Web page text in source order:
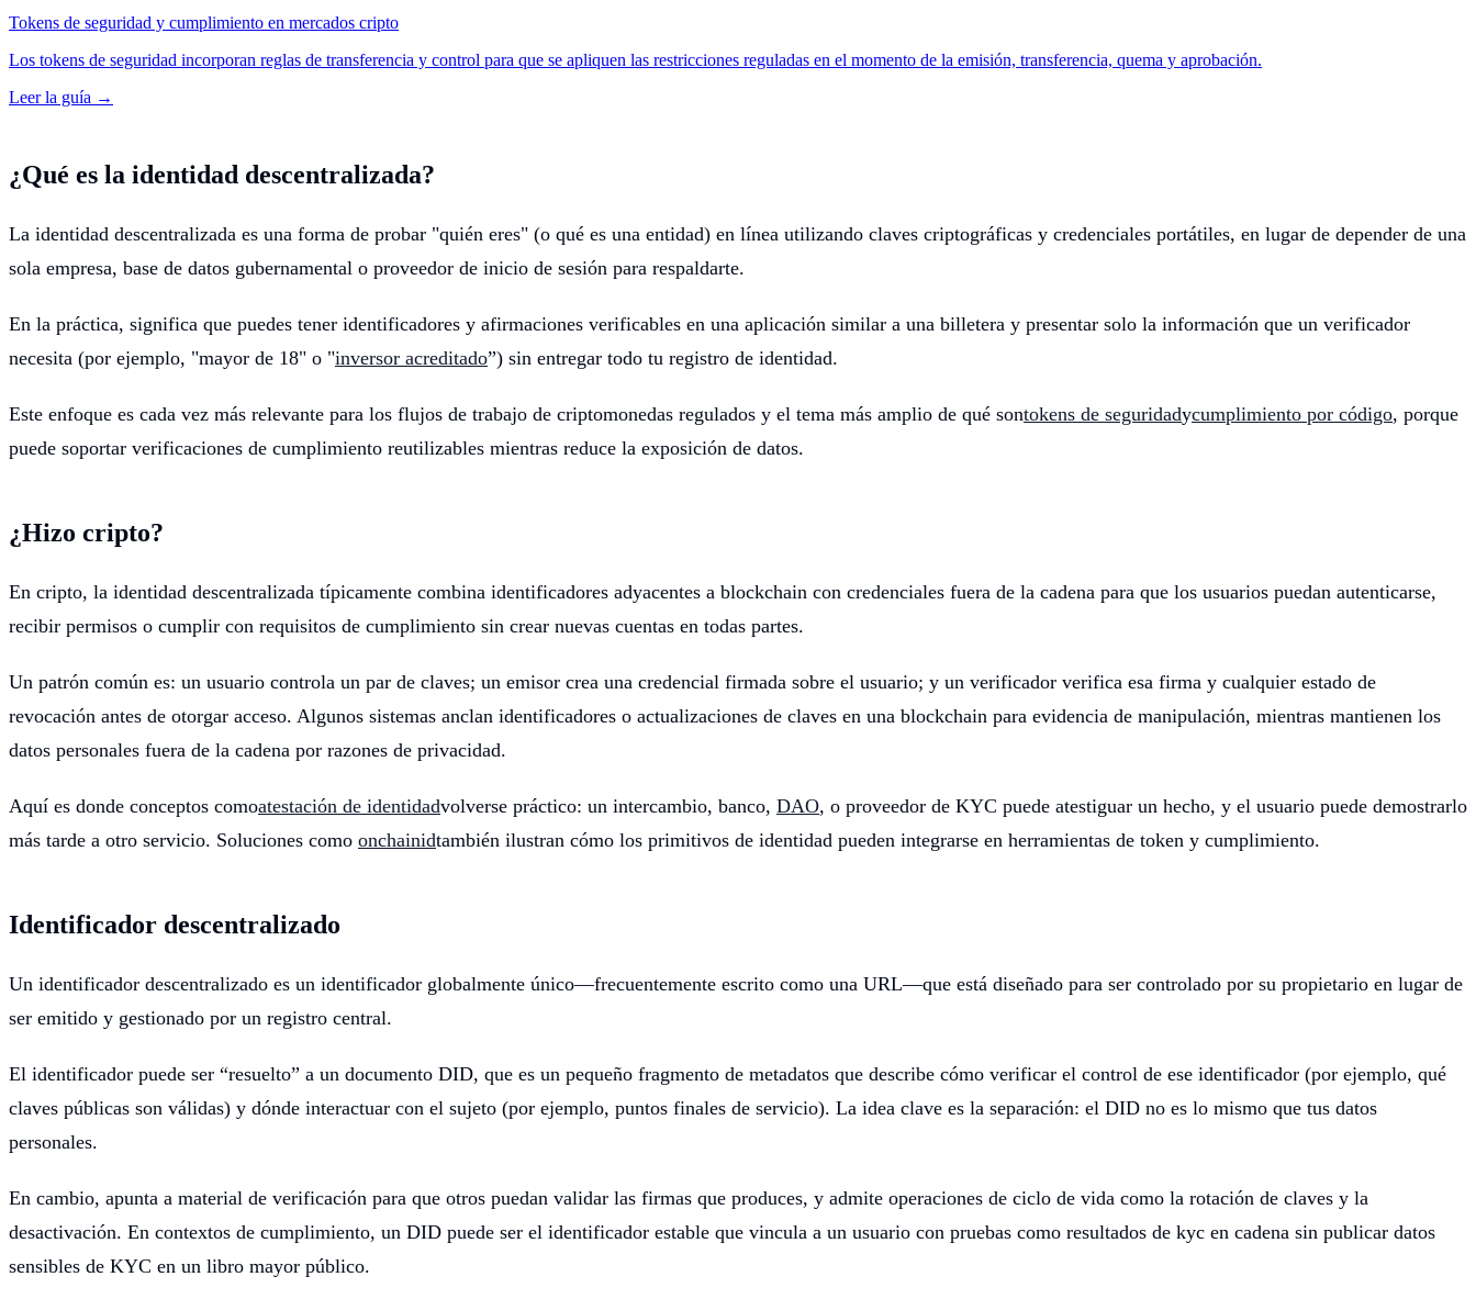
Tokens de seguridad y cumplimiento en mercados cripto
Los tokens de seguridad incorporan reglas de transferencia y control para que se apliquen las restricciones reguladas en el momento de la emisión, transferencia, quema y aprobación.
Leer la guía →
¿Qué es la identidad descentralizada?
La identidad descentralizada es una forma de probar "quién eres" (o qué es una entidad) en línea utilizando claves criptográficas y credenciales portátiles, en lugar de depender de una
sola empresa, base de datos gubernamental o proveedor de inicio de sesión para respaldarte.
En la práctica, significa que puedes tener identificadores y afirmaciones verificables en una aplicación similar a una billetera y presentar solo la información que un verificador
necesita (por ejemplo, "mayor de 18" o "inversor acreditado”) sin entregar todo tu registro de identidad.
Este enfoque es cada vez más relevante para los flujos de trabajo de criptomonedas regulados y el tema más amplio de qué sontokens de seguridadycumplimiento por código, porque
puede soportar verificaciones de cumplimiento reutilizables mientras reduce la exposición de datos.
¿Hizo cripto?
En cripto, la identidad descentralizada típicamente combina identificadores adyacentes a blockchain con credenciales fuera de la cadena para que los usuarios puedan autenticarse,
recibir permisos o cumplir con requisitos de cumplimiento sin crear nuevas cuentas en todas partes.
Un patrón común es: un usuario controla un par de claves; un emisor crea una credencial firmada sobre el usuario; y un verificador verifica esa firma y cualquier estado de
revocación antes de otorgar acceso. Algunos sistemas anclan identificadores o actualizaciones de claves en una blockchain para evidencia de manipulación, mientras mantienen los
datos personales fuera de la cadena por razones de privacidad.
Aquí es donde conceptos comoatestación de identidadvolverse práctico: un intercambio, banco, DAO, o proveedor de KYC puede atestiguar un hecho, y el usuario puede demostrarlo
más tarde a otro servicio. Soluciones como onchainidtambién ilustran cómo los primitivos de identidad pueden integrarse en herramientas de token y cumplimiento.
Identificador descentralizado
Un identificador descentralizado es un identificador globalmente único—frecuentemente escrito como una URL—que está diseñado para ser controlado por su propietario en lugar de
ser emitido y gestionado por un registro central.
El identificador puede ser “resuelto” a un documento DID, que es un pequeño fragmento de metadatos que describe cómo verificar el control de ese identificador (por ejemplo, qué
claves públicas son válidas) y dónde interactuar con el sujeto (por ejemplo, puntos finales de servicio). La idea clave es la separación: el DID no es lo mismo que tus datos
personales.
En cambio, apunta a material de verificación para que otros puedan validar las firmas que produces, y admite operaciones de ciclo de vida como la rotación de claves y la
desactivación. En contextos de cumplimiento, un DID puede ser el identificador estable que vincula a un usuario con pruebas como resultados de kyc en cadena sin publicar datos
sensibles de KYC en un libro mayor público.